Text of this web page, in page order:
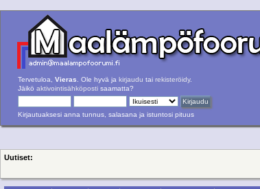
Tervetuloa, Vieras . Ole hyvä ja kirjaudu tai rekisteröidy.
Jäikö aktivointisähköposti saamatta?
Kirjautuaksesi anna tunnus, salasana ja istuntosi pituus
Uutiset: